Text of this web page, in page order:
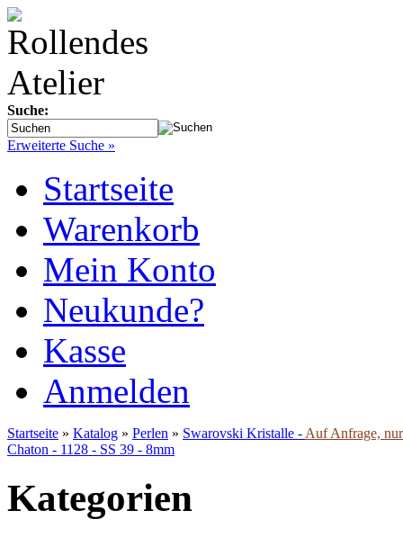
Suche:
Erweiterte Suche »
Startseite
Warenkorb
Mein Konto
Neukunde?
Kasse
Anmelden
Startseite » Katalog » Perlen » Swarovski Kristalle - Auf Anfrage,
Chaton - 1128 - SS 39 - 8mm
Kategorien